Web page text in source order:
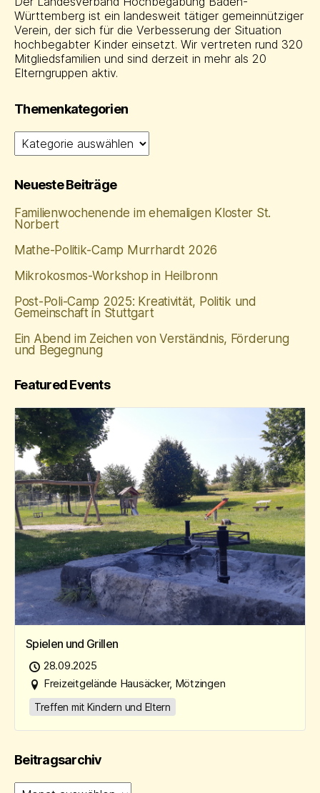
Württemberg ist ein landesweit tätiger gemeinnütziger
Verein, der sich für die Verbesserung der Situation
hochbegabter Kinder einsetzt. Wir vertreten rund 320
Mitgliedsfamilien und sind derzeit in mehr als 20
Elterngruppen aktiv.
Themenkategorien
Themenkategorien
Neueste Beiträge
Familienwochenende im ehemaligen Kloster St.
Norbert
Mathe‑Politik‑Camp Murrhardt 2026
Mikrokosmos-Workshop in Heilbronn
Post-Poli-Camp 2025: Kreativität, Politik und
Gemeinschaft in Stuttgart
Ein Abend im Zeichen von Verständnis, Förderung
und Begegnung
Featured Events
Spielen und Grillen
28.09.2025
Freizeitgelände Hausäcker, Mötzingen
Treffen mit Kindern und Eltern
Beitragsarchiv
Beitragsarchiv